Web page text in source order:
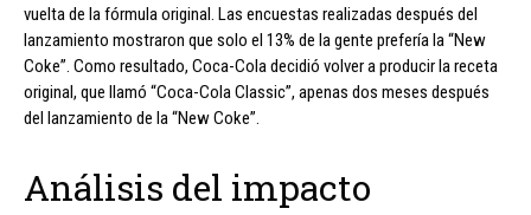
vuelta de la fórmula original. Las encuestas realizadas después del
lanzamiento mostraron que solo el 13% de la gente prefería la “New
Coke”. Como resultado, Coca-Cola decidió volver a producir la receta
original, que llamó “Coca-Cola Classic”, apenas dos meses después
del lanzamiento de la “New Coke”.
Análisis del impacto